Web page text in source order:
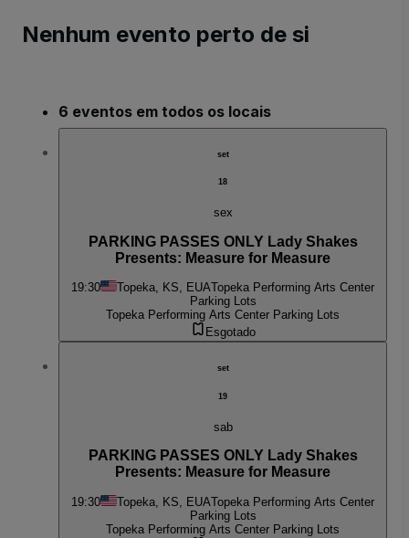
Nenhum evento perto de si
6 eventos em todos os locais
set
18
sex
PARKING PASSES ONLY Lady Shakes
Presents: Measure for Measure
19:30 Topeka, KS, EUATopeka Performing Arts Center
Parking Lots
Topeka Performing Arts Center Parking Lots
Esgotado
set
19
sab
PARKING PASSES ONLY Lady Shakes
Presents: Measure for Measure
19:30 Topeka, KS, EUATopeka Performing Arts Center
Parking Lots
Topeka Performing Arts Center Parking Lots